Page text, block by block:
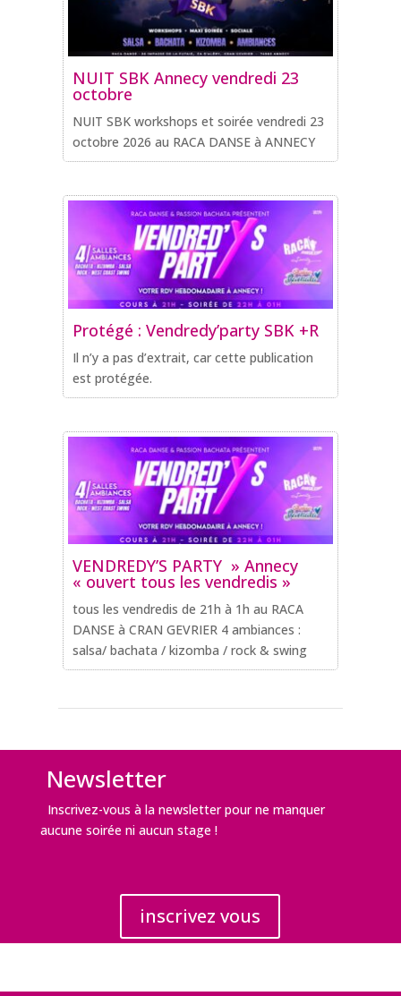
NUIT SBK Annecy vendredi 23
octobre
NUIT SBK workshops et soirée vendredi 23
octobre 2026 au RACA DANSE à ANNECY
Protégé : Vendredy’party SBK +R
Il n’y a pas d’extrait, car cette publication
est protégée.
VENDREDY’S PARTY » Annecy
« ouvert tous les vendredis »
tous les vendredis de 21h à 1h au RACA
DANSE à CRAN GEVRIER 4 ambiances :
salsa/ bachata / kizomba / rock & swing
Newsletter
Inscrivez-vous à la newsletter pour ne manquer
aucune soirée ni aucun stage !
inscrivez vous